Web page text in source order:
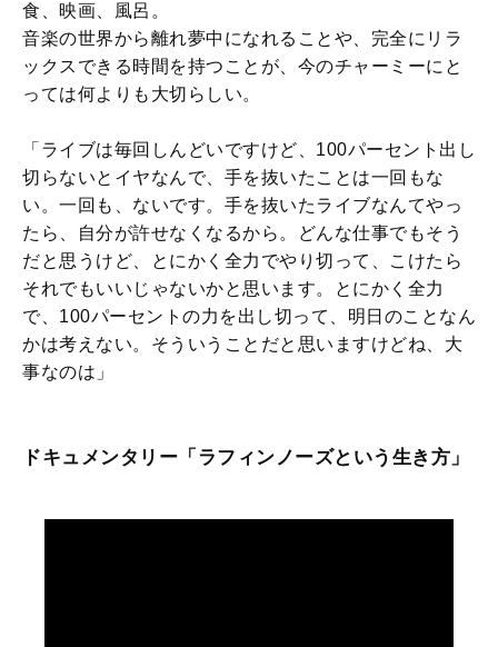
食、映画、風呂。
音楽の世界から離れ夢中になれることや、完全にリラ
ックスできる時間を持つことが、今のチャーミーにと
っては何よりも大切らしい。
「ライブは毎回しんどいですけど、100パーセント出し
切らないとイヤなんで、手を抜いたことは一回もな
い。一回も、ないです。手を抜いたライブなんてやっ
たら、自分が許せなくなるから。どんな仕事でもそう
だと思うけど、とにかく全力でやり切って、こけたら
それでもいいじゃないかと思います。とにかく全力
で、100パーセントの力を出し切って、明日のことなん
かは考えない。そういうことだと思いますけどね、大
事なのは」
ドキュメンタリー「ラフィンノーズという生き方」